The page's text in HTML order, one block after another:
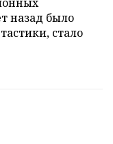
назад было
стало